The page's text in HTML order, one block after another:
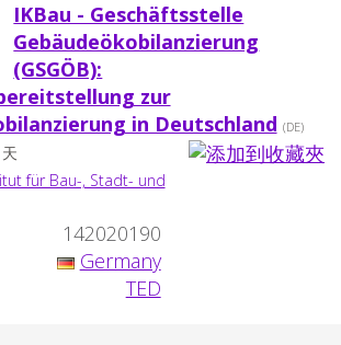
IKBau - Geschäftsstelle
Gebäudeökobilanzierung
(GSGÖB):
zur
in Deutschland (DE)
für Bau-, Stadt- und
142020190
Germany
TED